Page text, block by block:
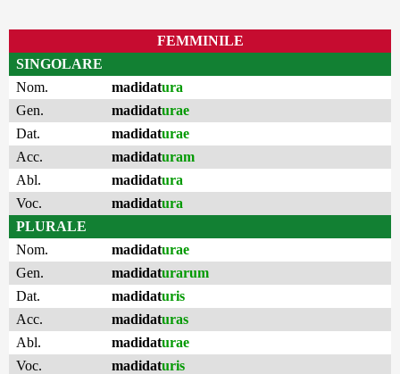
FEMMINILE
SINGOLARE
Nom.
madidatura
Gen.
madidaturae
Dat.
madidaturae
Acc.
madidaturam
Abl.
madidatura
Voc.
madidatura
PLURALE
Nom.
madidaturae
Gen.
madidaturarum
Dat.
madidaturis
Acc.
madidaturas
Abl.
madidaturae
Voc.
madidaturis